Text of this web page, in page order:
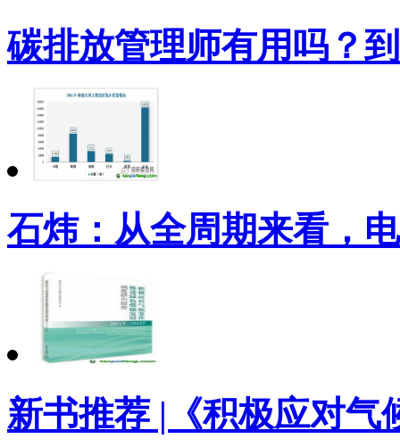
碳排放管理师有用吗？
石炜：从全周期来看，
新书推荐 |《积极应对气